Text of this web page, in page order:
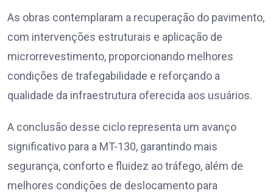
As obras contemplaram a recuperação do pavimento,
com intervenções estruturais e aplicação de
microrrevestimento, proporcionando melhores
condições de trafegabilidade e reforçando a
qualidade da infraestrutura oferecida aos usuários.
A conclusão desse ciclo representa um avanço
significativo para a MT-130, garantindo mais
segurança, conforto e fluidez ao tráfego, além de
melhores condições de deslocamento para